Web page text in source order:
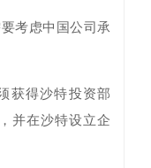
考虑中国公司承
获得沙特投资部
并在沙特设立企